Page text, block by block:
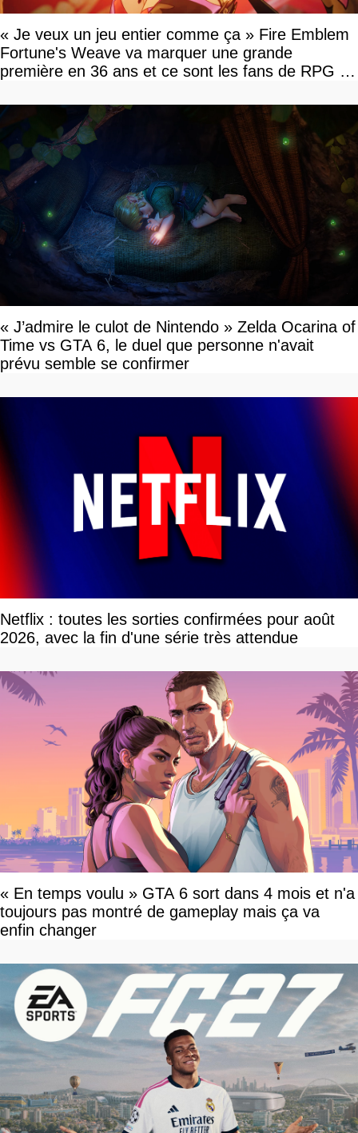
« Je veux un jeu entier comme ça » Fire Emblem
Fortune's Weave va marquer une grande
première en 36 ans et ce sont les fans de RPG en
« J’admire le culot de Nintendo » Zelda Ocarina of
Time vs GTA 6, le duel que personne n'avait
prévu semble se confirmer
Netflix : toutes les sorties confirmées pour août
2026, avec la fin d'une série très attendue
« En temps voulu » GTA 6 sort dans 4 mois et n'a
toujours pas montré de gameplay mais ça va
enfin changer